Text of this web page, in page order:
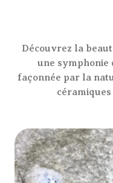
Découvrez la
une symphonie
façonnée par la